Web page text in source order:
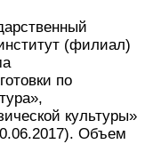
(филиал)
по
культуры»
Объем